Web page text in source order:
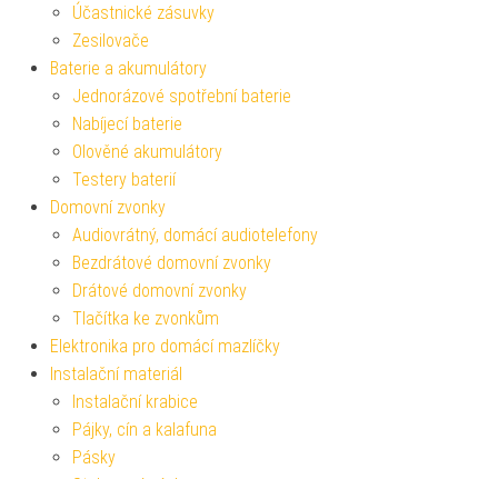
Účastnické zásuvky
Zesilovače
Baterie a akumulátory
Jednorázové spotřební baterie
Nabíjecí baterie
Olověné akumulátory
Testery baterií
Domovní zvonky
Audiovrátný, domácí audiotelefony
Bezdrátové domovní zvonky
Drátové domovní zvonky
Tlačítka ke zvonkům
Elektronika pro domácí mazlíčky
Instalační materiál
Instalační krabice
Pájky, cín a kalafuna
Pásky